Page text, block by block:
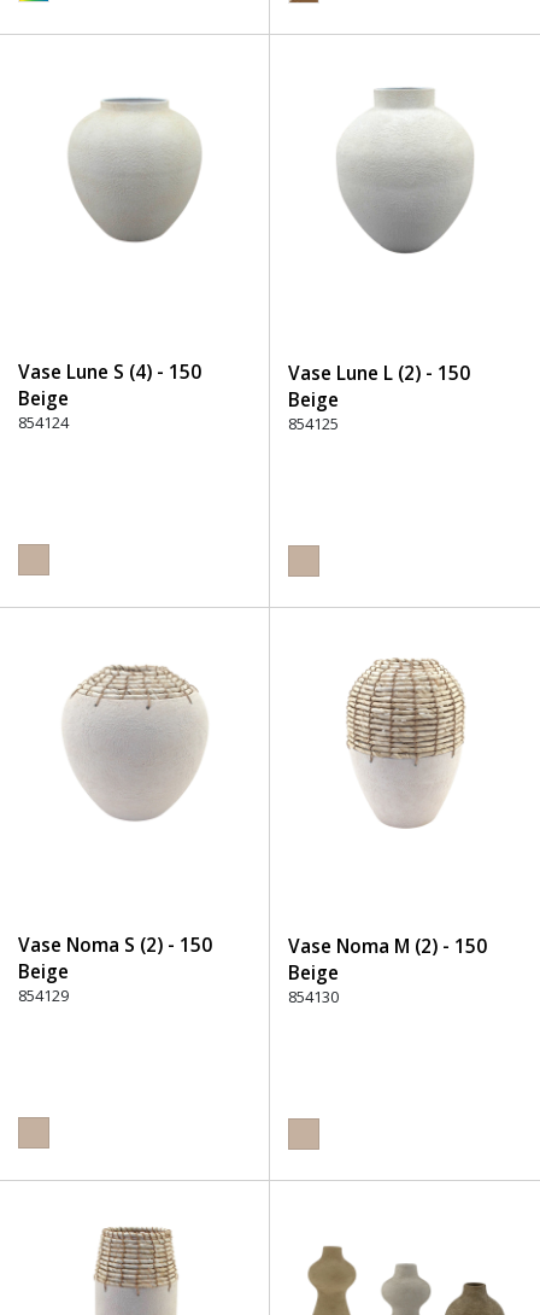
Vase Lune S (4) - 150
Beige
854124
Vase Lune L (2) - 150
Beige
854125
Vase Noma S (2) - 150
Beige
854129
Vase Noma M (2) - 150
Beige
854130